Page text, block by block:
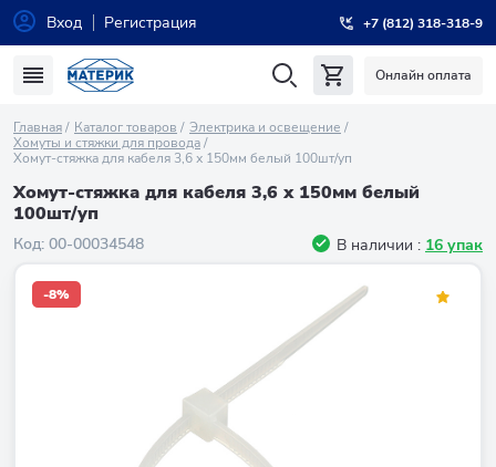
Вход Регистрация +7 (812) 318-318-9
Онлайн оплата
Главная Каталог товаров
Электрика и освещение
Хомуты и стяжки для провода
Хомут-стяжка для кабеля 3,6 х 150мм белый 100шт/уп
Хомут-стяжка для кабеля 3,6 х 150мм белый
100шт/уп
Код: 00-00034548 В наличии : 16 упак
-8%